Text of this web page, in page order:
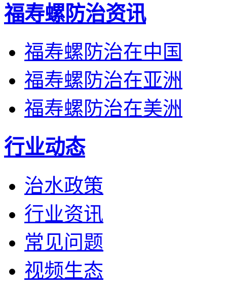
福寿螺防治资讯
福寿螺防治在中国
福寿螺防治在亚洲
福寿螺防治在美洲
行业动态
治水政策
行业资讯
常见问题
视频生态